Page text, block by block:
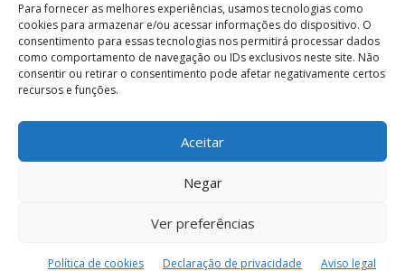
Para fornecer as melhores experiências, usamos tecnologias como
cookies para armazenar e/ou acessar informações do dispositivo. O
consentimento para essas tecnologias nos permitirá processar dados
como comportamento de navegação ou IDs exclusivos neste site. Não
consentir ou retirar o consentimento pode afetar negativamente certos
recursos e funções.
Aceitar
Negar
Ver preferências
Política de cookies Declaração de privacidade Aviso legal
Portal EldoGomes.com.br | Entre os Blogs mais lidos de Brasília/DF. |
Quem é “Eldo Gomes”
Política de privacidade
Isenção de Responsabilidade
Contato